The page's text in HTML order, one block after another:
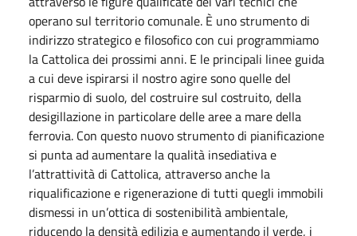
operano sul territorio comunale. È uno strumento di
indirizzo strategico e filosofico con cui programmiamo
la Cattolica dei prossimi anni. E le principali linee guida
a cui deve ispirarsi il nostro agire sono quelle del
risparmio di suolo, del costruire sul costruito, della
desigillazione in particolare delle aree a mare della
ferrovia. Con questo nuovo strumento di pianificazione
si punta ad aumentare la qualità insediativa e
l’attrattività di Cattolica, attraverso anche la
riqualificazione e rigenerazione di tutti quegli immobili
dismessi in un’ottica di sostenibilità ambientale,
riducendo la densità edilizia e aumentando il verde, i